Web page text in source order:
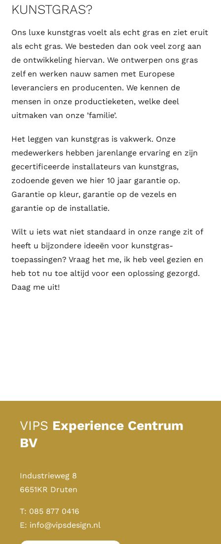
KUNSTGRAS?
Ons luxe kunstgras voelt als echt gras en ziet eruit
als echt gras. We besteden dan ook veel zorg aan
de ontwikkeling hiervan. We ontwerpen ons gras
zelf en werken nauw samen met Europese
leveranciers en producenten. We kennen de
mensen in onze productieketen, welke deel
uitmaken van onze ’familie’.
Het leggen van kunstgras is vakwerk. Onze
medewerkers hebben jarenlange ervaring en zijn
gecertificeerde installateurs van kunstgras,
zodoende geven we hier 10 jaar garantie op.
Garantie op kleur, garantie op de vezels en
garantie op de installatie.
Wilt u iets wat niet standaard in onze range zit of
heeft u bijzondere ideeën voor kunstgras-
toepassingen? Vraag het me, ik heb veel gezien en
heb tot nu toe altijd voor een oplossing gezorgd.
Daag me uit!
VIPS Experience Centrum
BV
Industrieweg 8
6651KR Druten
T: 085 877 0416
E: info@vipsdesign.nl